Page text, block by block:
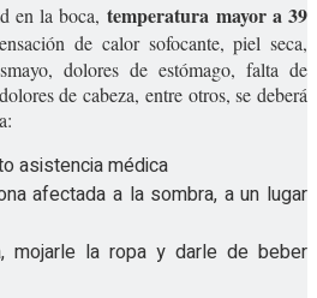
en la boca,temperatura mayor a 39
de calor sofocante, piel seca,
dolores de estómago, falta de
de cabeza, entre otros, se deberá
asistencia médica
afectada a la sombra, a un lugar
mojarle la ropa y darle de beber